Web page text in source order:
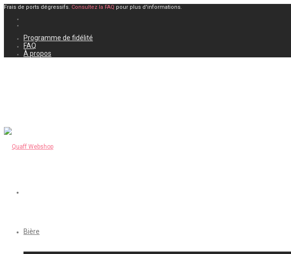
Frais de ports dégressifs. Consultez la FAQ pour plus d'informations.
Programme de fidélité
FAQ
À propos
Bière